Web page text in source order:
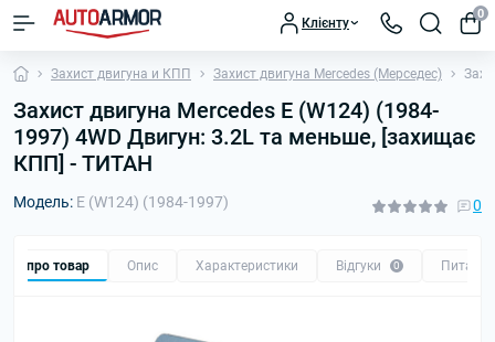
Клієнту
0
Захист двигуна и КПП Захист двигуна Mercedes (Мерседес)
Захист двигуна Mercedes E (W124) (1984-
1997) 4WD Двигун: 3.2L та меньше, [захищає
КПП] - ТИТАН
Модель: E (W124) (1984-1997) 0
Все про товар Опис Характеристики Відгуки 0 Питання